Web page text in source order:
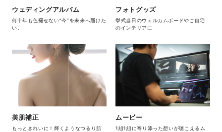
ウェディングアルバム
何十年も色褪せない“今”を未来へ届けた
い。
フォトグッズ
挙式当日のウェルカムボードやご自宅
のインテリアに
美肌補正
もっときれいに！輝くようなつるり肌
ムービー
1組1組に寄り添った想いが聴こえるム